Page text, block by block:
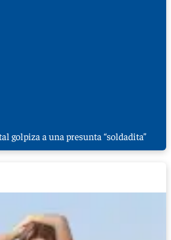
golpiza a una presunta “soldadita”